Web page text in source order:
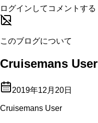
ログインしてコメントする
このブログについて
Cruisemans User
2019年12月20日
Cruisemans User